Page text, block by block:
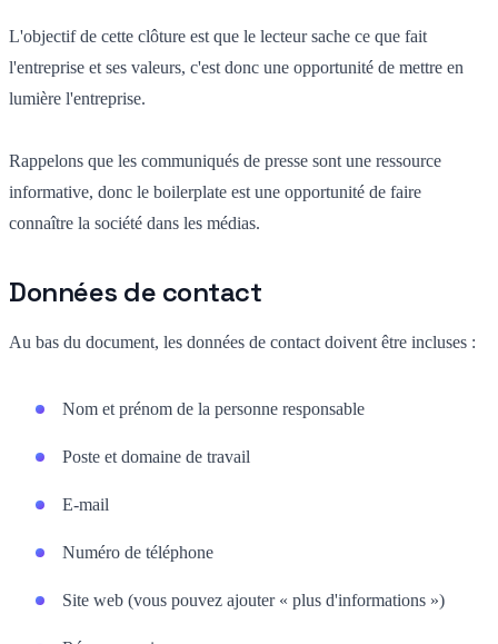
L'objectif de cette clôture est que le lecteur sache ce que fait
l'entreprise et ses valeurs, c'est donc une opportunité de mettre en
lumière l'entreprise.
Rappelons que les communiqués de presse sont une ressource
informative, donc le boilerplate est une opportunité de faire
connaître la société dans les médias.
Données de contact
Au bas du document, les données de contact doivent être incluses :
Nom et prénom de la personne responsable
Poste et domaine de travail
E-mail
Numéro de téléphone
Site web (vous pouvez ajouter « plus d'informations »)